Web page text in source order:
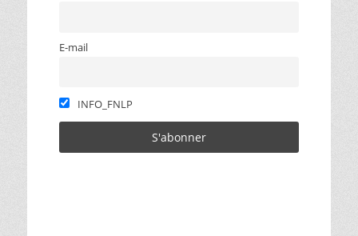
E-mail
INFO_FNLP